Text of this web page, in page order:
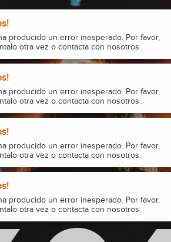
producido un error inesperado. Por favor,
otra vez o contacta con nosotros.
producido un error inesperado. Por favor,
otra vez o contacta con nosotros.
producido un error inesperado. Por favor,
otra vez o contacta con nosotros.
producido un error inesperado. Por favor,
otra vez o contacta con nosotros.